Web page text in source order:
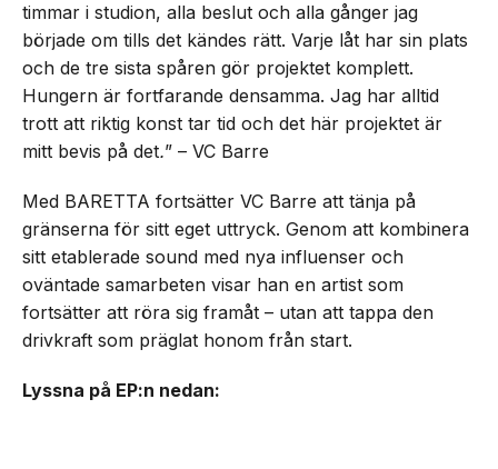
timmar i studion, alla beslut och alla gånger jag
började om tills det kändes rätt. Varje låt har sin plats
och de tre sista spåren gör projektet komplett.
Hungern är fortfarande densamma. Jag har alltid
trott att riktig konst tar tid och det här projektet är
mitt bevis på det.” – VC Barre
Med BARETTA fortsätter VC Barre att tänja på
gränserna för sitt eget uttryck. Genom att kombinera
sitt etablerade sound med nya influenser och
oväntade samarbeten visar han en artist som
fortsätter att röra sig framåt – utan att tappa den
drivkraft som präglat honom från start.
Lyssna på EP:n nedan: